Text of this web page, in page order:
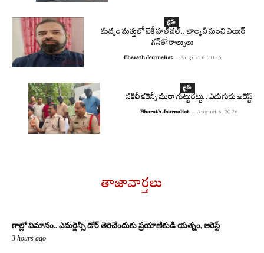
క్రైమ్
మద్యం మత్తులో టెకీ హల్‌చల్.. బాల్కనీ నుంచి ఎయిర్
గన్‌తో కాల్పులు
Bharath Journalist - August 6, 2026
క్రైమ్
నకిలీ కరెన్సీ ముఠా గుట్టురట్టు.. ఏడుగురు అరెస్ట్
Bharath Journalist - August 6, 2026
తాజావార్తలు
గాల్లో విమానం.. ఎమర్జెన్సీ డోర్ తెరిచేందుకు ప్రయాణికుడి యత్నం, అరెస్ట్
3 hours ago